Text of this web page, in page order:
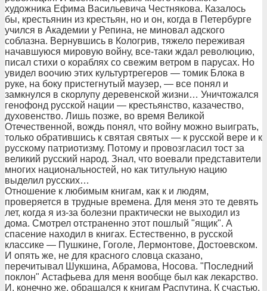
художника Ефима Васильевича Честнякова. Казалось
бы, крестьянин из крестьян, но и он, когда в Петербурге
учился в Академии у Репина, не миновал адского
соблазна. Вернувшись в Кологрив, тяжело переживая
начавшуюся мировую войну, все-таки ждал революцию,
писал стихи о кораблях со свежим ветром в парусах. Но
увидел воочию этих культуртрегеров — томик Блока в
руке, на боку пристегнутый маузер, — все понял и
замкнулся в скорлупу деревенской жизни… Уничтожался
генофонд русской нации — крестьянство, казачество,
духовенство. Лишь позже, во время Великой
Отечественной, вождь понял, что войну можно выиграть,
только обратившись к святая святых — к русской вере и к
русскому патриотизму. Потому и провозгласил тост за
великий русский народ. Знал, что воевали представители
многих национальностей, но как титульную нацию
выделил русских…
Отношение к любимым книгам, как к и людям,
проверяется в трудные времена. Для меня это те девять
лет, когда я из-за болезни практически не выходил из
дома. Смотрел отстраненно этот пошлый "ящик". А
спасение находил в книгах. Естественно, в русской
классике — Пушкине, Гоголе, Лермонтове, Достоевском.
И опять же, не для красного словца сказано,
перечитывал Шукшина, Абрамова, Носова. "Последний
поклон" Астафьева для меня вообще был как лекарство.
И, конечно же, обращался к книгам Распутина. К счастью,